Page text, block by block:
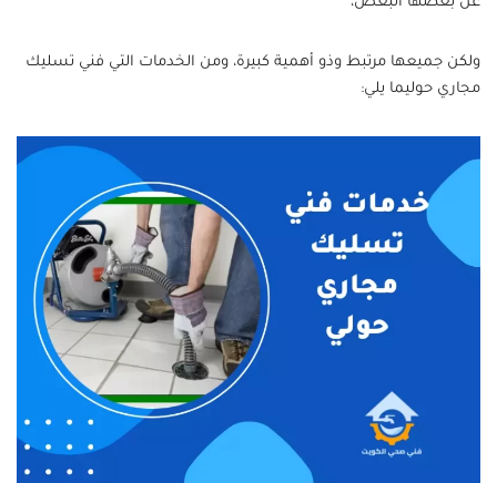
ولكن جميعها مرتبط وذو أهمية كبيرة، ومن الخدمات التي فني تسليك
مجاري حوليما يلي: